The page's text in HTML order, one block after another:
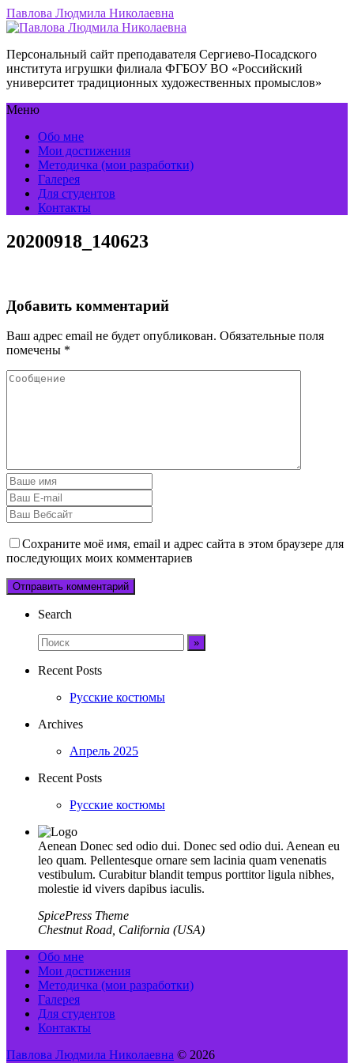
Павлова Людмила Николаевна
Персональный сайт преподавателя Сергиево-Посадского
института игрушки филиала ФГБОУ ВО «Российский
университет традиционных художественных промыслов»
Меню
Обо мне
Мои достижения
Методичка (мои разработки)
Галерея
Для студентов
Контакты
20200918_140623
Добавить комментарий
Ваш адрес email не будет опубликован. Обязательные поля
помечены *
Сохраните моё имя, email и адрес сайта в этом браузере для
последующих моих комментариев
Search
Recent Posts
Русские костюмы
Archives
Апрель 2025
Recent Posts
Русские костюмы
Aenean Donec sed odio dui. Donec sed odio dui. Aenean eu
leo quam. Pellentesque ornare sem lacinia quam venenatis
vestibulum. Curabitur blandit tempus porttitor ligula nibhes,
molestie id vivers dapibus iaculis.
SpicePress Theme
Chestnut Road, California (USA)
Обо мне
Мои достижения
Методичка (мои разработки)
Галерея
Для студентов
Контакты
Павлова Людмила Николаевна © 2026